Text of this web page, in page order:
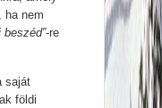
ha nem
beszéd”-re
saját
földi